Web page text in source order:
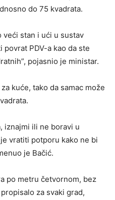
do 75 kvadrata.
stan i ući u sustav
PDV-a kao da ste
pojasnio je ministar.
kuće, tako da samac može
iznajmi ili ne boravi u
vratiti potporu kako ne bi
je Bačić.
po metru četvornom, bez
za svaki grad,